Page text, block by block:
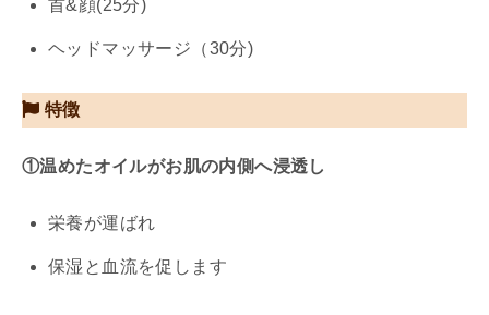
首&顔(25分)
ヘッドマッサージ（30分)
特徴
①温めたオイルがお肌の内側へ浸透し
栄養が運ばれ
保湿と血流を促します